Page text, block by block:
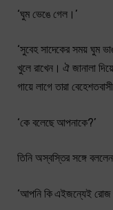
‘ঘুম ভেঙে গেল।’
‘সুবেহ সাদেকের সময় ঘুম
খুলে রাখেন। ঐ জানালা
গায়ে লাগে তারা
‘কে বলেছে আপনাকে?’
তিনি অস্বস্তির সঙ্গে
‘আপনি কি এইজন্যেই রোজ